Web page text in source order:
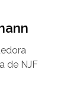
de NJF